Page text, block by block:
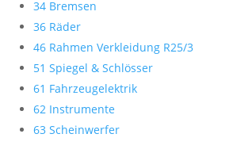
34 Bremsen
36 Räder
46 Rahmen Verkleidung R25/3
51 Spiegel & Schlösser
61 Fahrzeugelektrik
62 Instrumente
63 Scheinwerfer